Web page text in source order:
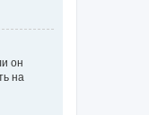
он
на